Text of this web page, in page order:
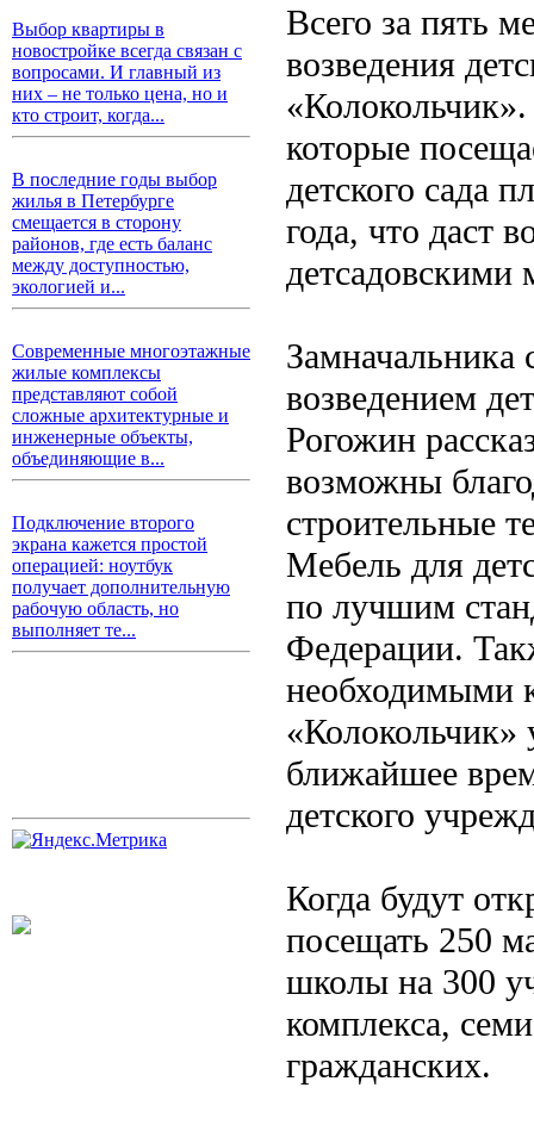
Выбор квартиры в
новостройке всегда связан с
вопросами. И главный из
них – не только цена, но и
кто строит, когда...
В последние годы выбор
жилья в Петербурге
смещается в сторону
районов, где есть баланс
между доступностью,
экологией и...
Современные многоэтажные
жилые комплексы
представляют собой
сложные архитектурные и
инженерные объекты,
объединяющие в...
Подключение второго
экрана кажется простой
операцией: ноутбук
получает дополнительную
рабочую область, но
выполняет те...
Всего за пять
возведения
которые
детского сада
года, что даст
Замначальника
возведением
Рогожин
возможны
строительные
Мебель для
по лучшим
Федерации.
необходимыми
«Колокольчик»
ближайшее
детского
Когда будут
посещать 250
школы на 300
комплекса,
гражданских.